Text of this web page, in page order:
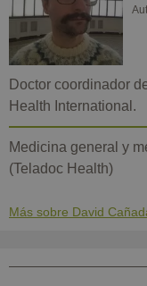
Doctor coordinador
Health International.
Medicina general y
(Teladoc Health)
Más sobre David